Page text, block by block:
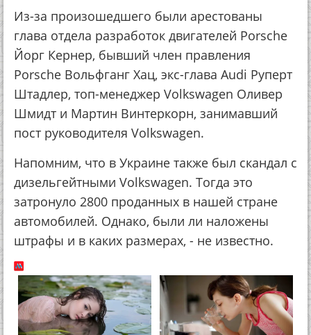
Из-за произошедшего были арестованы
глава отдела разработок двигателей Porsche
Йорг Кернер, бывший член правления
Porsche Вольфганг Хац, экс-глава Audi Руперт
Штадлер, топ-менеджер Volkswagen Оливер
Шмидт и Мартин Винтеркорн, занимавший
пост руководителя Volkswagen.
Напомним, что в Украине также был скандал с
дизельгейтными Volkswagen. Тогда это
затронуло 2800 проданных в нашей стране
автомобилей. Однако, были ли наложены
штрафы и в каких размерах, - не известно.